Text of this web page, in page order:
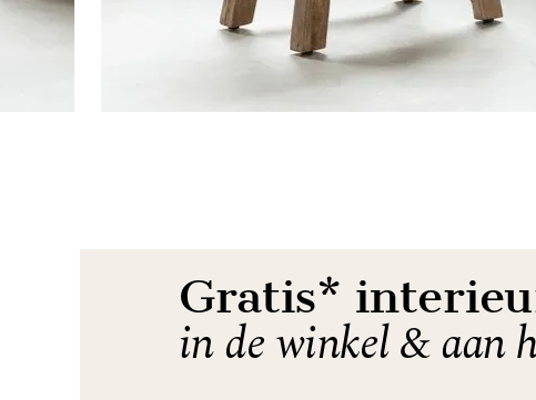
Gratis*
in de winkel & aan